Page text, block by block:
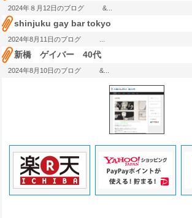
2024年８月12日のブログ &...
shinjuku gay bar tokyo
2024年8月11日のブログ ...
新橋 ゲイバー 40代
2024年8月10日のブログ &...